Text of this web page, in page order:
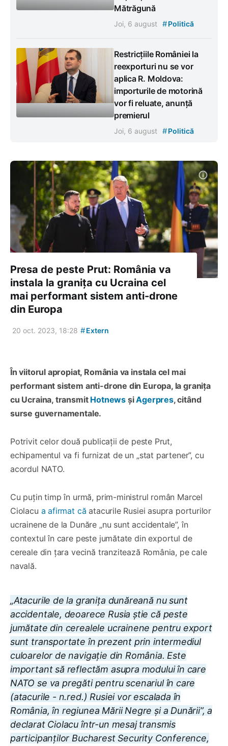
Mătrăgună
Joi, 6 august #Politică
Restricțiile României la
reexporturi nu se vor
aplica R. Moldova:
importurile de motorină
vor fi reluate, anunță
premierul
Joi, 6 august #Politică
Presa de peste Prut: România va
instala la granița cu Ucraina cel
mai performant sistem anti-drone
din Europa
20 oct. 2023, 18:28 #Extern
În viitorul apropiat, România va instala cel mai
performant sistem anti-drone din Europa, la granița
cu Ucraina, transmit Hotnews șiAgerpres, citând
surse guvernamentale.
Potrivit celor două publicații de peste Prut,
echipamentul va fi furnizat de un „stat partener”, cu
acordul NATO.
Cu puțin timp în urmă, prim-ministrul român Marcel
Ciolacu a afirmat că atacurile Rusiei asupra porturilor
ucrainene de la Dunăre „nu sunt accidentale”, în
contextul în care peste jumătate din exportul de
cereale din ţara vecină tranzitează România, pe cale
navală.
„Atacurile de la graniţa dunăreană nu sunt
accidentale, deoarece Rusia ştie că peste
jumătate din cerealele ucrainene pentru export
sunt transportate în prezent prin intermediul
culoarelor de navigaţie din România. Este
important să reflectăm asupra modului în care
NATO se va pregăti pentru scenariul în care
(atacurile - n.red.) Rusiei vor escalada în
România, în regiunea Mării Negre şi a Dunării”, a
declarat Ciolacu într-un mesaj transmis
participanţilor Bucharest Security Conference,